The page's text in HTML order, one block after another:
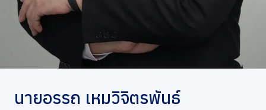
ติดต่อเรา
นายอรรถ เหมวิจิตรพันธ์